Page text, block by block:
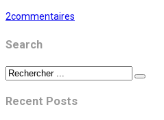
2commentaires
Search
Recent Posts